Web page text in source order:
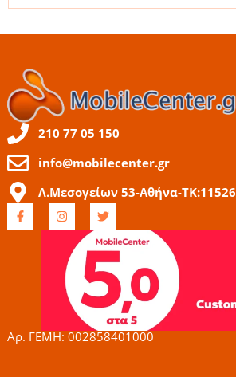
210 77 05 150
info@mobilecenter.gr
Λ.Μεσογείων 53-Αθήνα-ΤΚ:11526
F
a
c
I
n
s
g
r
a
m
T
w
t
t
e
r
Αρ. ΓΕΜΗ: 002858401000